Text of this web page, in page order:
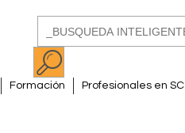
contenido
principal
Formulario
de
búsqueda
Formación Profesionales en SC